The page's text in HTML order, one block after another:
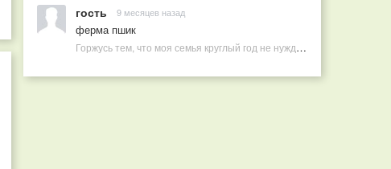
гость 9 месяцев назад
ферма пшик
Горжусь тем, что моя семья круглый год не нуждается в покупных витаминах